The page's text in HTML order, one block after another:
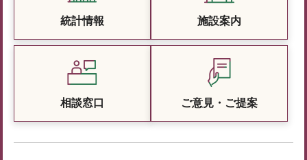
統計情報 施設案内
相談窓口 ご意見・ご提案